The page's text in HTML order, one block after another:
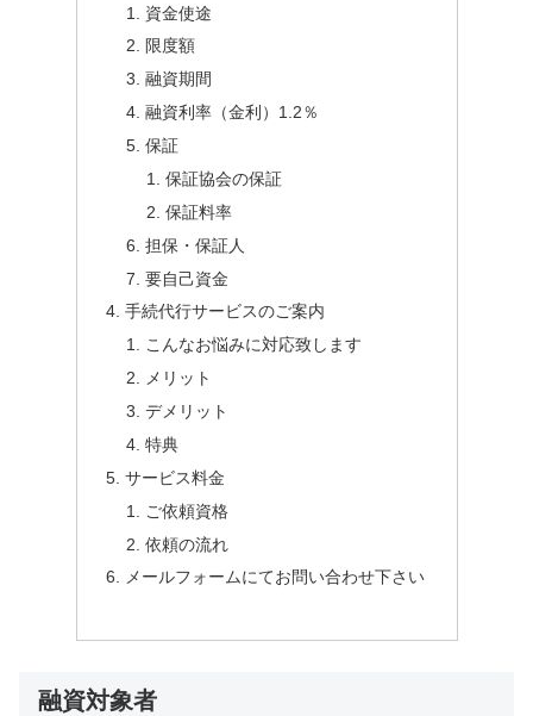
資金使途
限度額
融資期間
融資利率（金利）1.2％
保証
保証協会の保証
保証料率
担保・保証人
要自己資金
手続代行サービスのご案内
こんなお悩みに対応致します
メリット
デメリット
特典
サービス料金
ご依頼資格
依頼の流れ
メールフォームにてお問い合わせ下さい
融資対象者